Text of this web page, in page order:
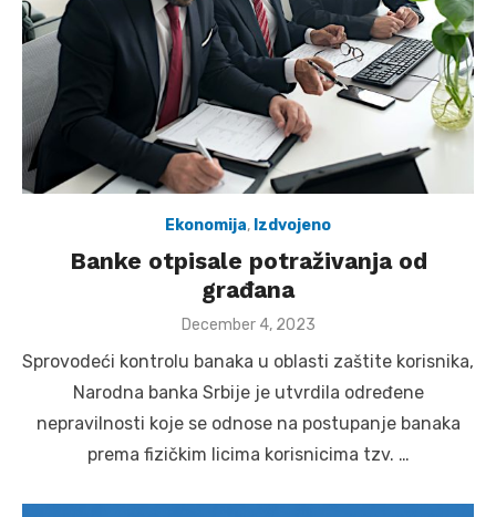
Ekonomija, Izdvojeno
Banke otpisale potraživanja od
građana
Posted
December 4, 2023
Sprovodeći kontrolu banaka u oblasti zaštite korisnika,
Narodna banka Srbije je utvrdila određene
nepravilnosti koje se odnose na postupanje banaka
prema fizičkim licima korisnicima tzv. …